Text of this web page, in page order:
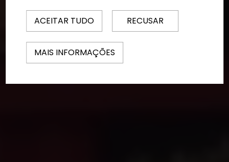
ACEITAR TUDO RECUSAR
MAIS INFORMAÇÕES